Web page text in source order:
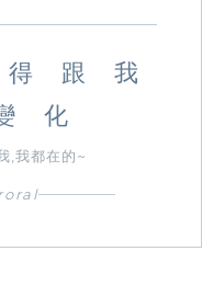
跟 我
化
,我都在的~